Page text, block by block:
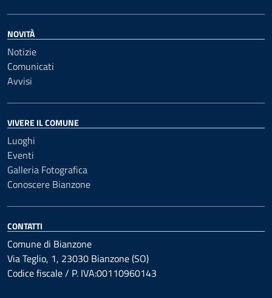
NOVITÀ
Notizie
Comunicati
Avvisi
VIVERE IL COMUNE
Luoghi
Eventi
Galleria Fotografica
Conoscere Bianzone
CONTATTI
Comune di Bianzone
Via Teglio, 1, 23030 Bianzone (SO)
Codice fiscale / P. IVA:00110960143